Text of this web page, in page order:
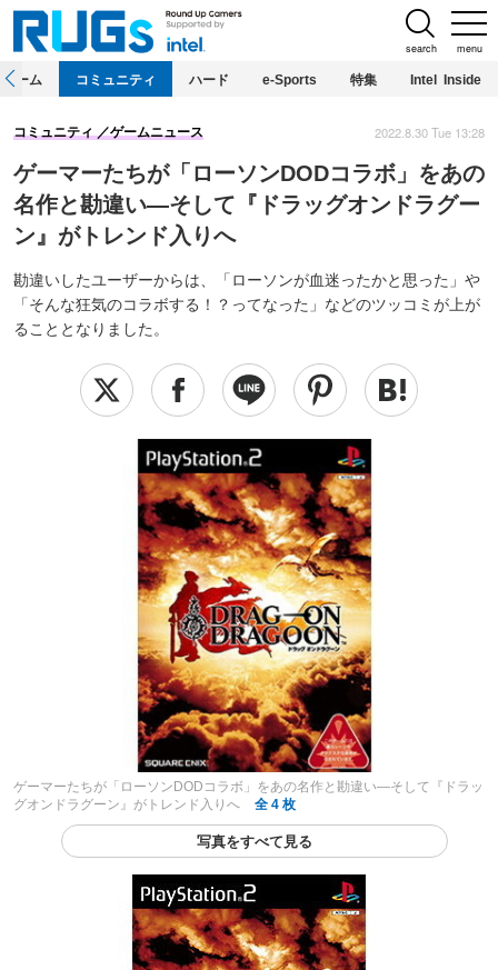
menu
search
ホーム コミュニティ ハード e-Sports 特集 Intel Inside
ゲーマーたちが「ローソンDODコラボ」をあの
名作と勘違い―そして『ドラッグオンドラグー
ン』がトレンド入りへ
勘違いしたユーザーからは、「ローソンが血迷ったかと思った」や
「そんな狂気のコラボする！？ってなった」などのツッコミが上が
ることとなりました。
コミュニティ ゲームニュース 2022.8.30 Tue 13:28
ゲーマーたちが「ローソンDODコラボ」をあの名作と勘違い―そして『ドラッ
グオンドラグーン』がトレンド入りへ
全 4 枚
写真をすべて見る